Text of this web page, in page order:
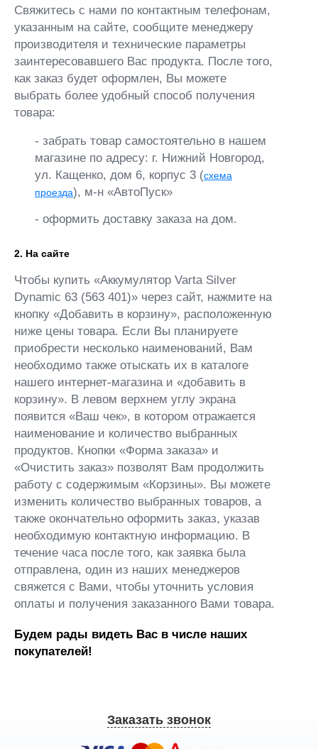
Свяжитесь с нами по контактным телефонам,
указанным на сайте, сообщите менеджеру
производителя и технические параметры
заинтересовавшего Вас продукта. После того,
как заказ будет оформлен, Вы можете
выбрать более удобный способ получения
товара:
- забрать товар самостоятельно в нашем
магазине по адресу: г. Нижний Новгород,
ул. Кащенко, дом 6, корпус 3 (схема
проезда), м-н «АвтоПуск»
- оформить доставку заказа на дом.
2. На сайте
Чтобы купить «Аккумулятор Varta Silver
Dynamic 63 (563 401)» через сайт, нажмите на
кнопку «Добавить в корзину», расположенную
ниже цены товара. Если Вы планируете
приобрести несколько наименований, Вам
необходимо также отыскать их в каталоге
нашего интернет-магазина и «добавить в
корзину». В левом верхнем углу экрана
появится «Ваш чек», в котором отражается
наименование и количество выбранных
продуктов. Кнопки «Форма заказа» и
«Очистить заказ» позволят Вам продолжить
работу с содержимым «Корзины». Вы можете
изменить количество выбранных товаров, а
также окончательно оформить заказ, указав
необходимую контактную информацию. В
течение часа после того, как заявка была
отправлена, один из наших менеджеров
свяжется с Вами, чтобы уточнить условия
оплаты и получения заказанного Вами товара.
Будем рады видеть Вас в числе наших
покупателей!
Заказать звонок